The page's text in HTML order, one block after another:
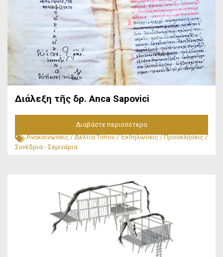
Διάλεξη τῆς δρ. Anca Sapovici
Διαβάστε περισσότερα
Ἀνακοινώσεις/Δελτία Τύπου/Ἐκδηλώσεις/Προσκλήσεις/
Συνέδρια - Σεμινάρια